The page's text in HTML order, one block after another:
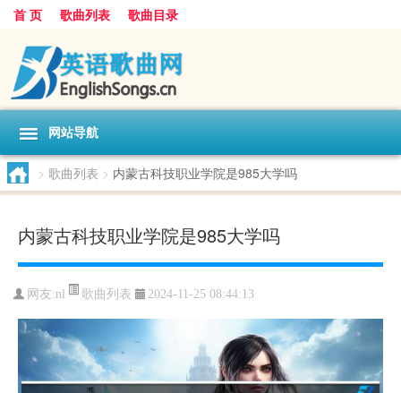
首 页 歌曲列表 歌曲目录
网站导航
> 歌曲列表 > 内蒙古科技职业学院是985大学吗
内蒙古科技职业学院是985大学吗
网友:nl 歌曲列表 2024-11-25 08:44:13